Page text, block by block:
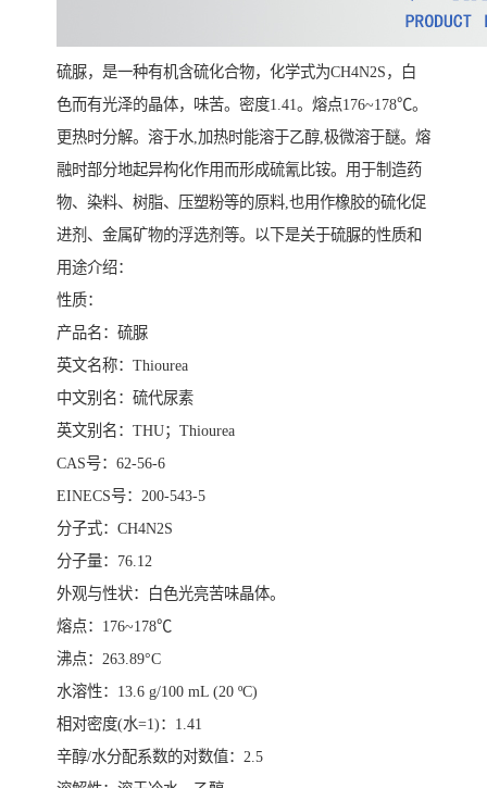
硫脲，是一种有机含硫化合物，化学式为CH4N2S，白
色而有光泽的晶体，味苦。密度1.41。熔点176~178℃。
更热时分解。溶于水,加热时能溶于乙醇,极微溶于醚。熔
融时部分地起异构化作用而形成硫氰比铵。用于制造药
物、染料、树脂、压塑粉等的原料,也用作橡胶的硫化促
进剂、金属矿物的浮选剂等。以下是关于硫脲的性质和
用途介绍：
性质：
产品名：硫脲
英文名称：Thiourea
中文别名：硫代尿素
英文别名：THU；Thiourea
CAS号：62-56-6
EINECS号：200-543-5
分子式：CH4N2S
分子量：76.12
外观与性状：白色光亮苦味晶体。
熔点：176~178℃
沸点：263.89°C
水溶性：13.6 g/100 mL (20 ºC)
相对密度(水=1)：1.41
辛醇/水分配系数的对数值：2.5